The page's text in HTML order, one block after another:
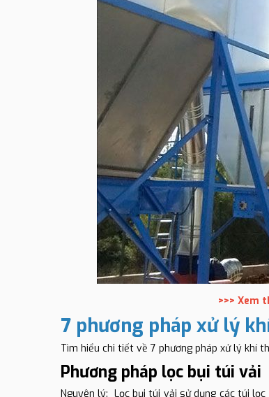
>>> Xem
7 phương pháp xử lý
Tìm hiểu chi tiết về 7 phương pháp xử lý khí
Phương pháp lọc bụi túi vải
Nguyên lý: Lọc bụi túi vải sử dụng các túi